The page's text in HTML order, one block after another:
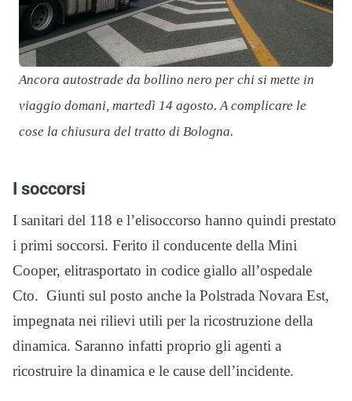
Ancora autostrade da bollino nero per chi si mette in
viaggio domani, martedì 14 agosto. A complicare le
cose la chiusura del tratto di Bologna.
I soccorsi
I sanitari del 118 e l’elisoccorso hanno quindi prestato
i primi soccorsi. Ferito il conducente della Mini
Cooper, elitrasportato in codice giallo all’ospedale
Cto. Giunti sul posto anche la Polstrada Novara Est,
impegnata nei rilievi utili per la ricostruzione della
dinamica. Saranno infatti proprio gli agenti a
ricostruire la dinamica e le cause dell’incidente.